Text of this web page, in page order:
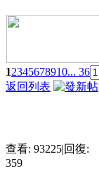
12345678910... 36
返回列表
查看: 93225|回復:
359